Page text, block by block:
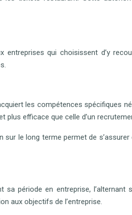
entreprises qui choisissent d’y
les compétences spécifiques
efficace que celle d’un
le long terme permet de
période en entreprise, l’alternant
aux objectifs de l’entreprise.